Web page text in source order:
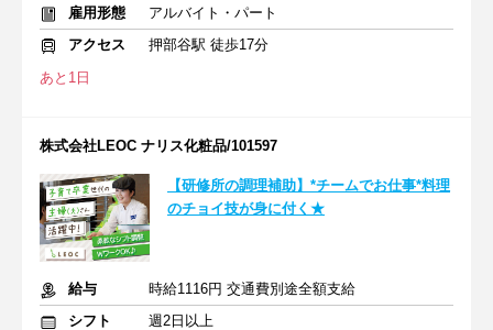
雇用形態
アルバイト・パート
アクセス
押部谷駅 徒歩17分
あと1日
株式会社LEOC ナリス化粧品/101597
【研修所の調理補助】*チームでお仕事*料理
のチョイ技が身に付く★
給与
時給1116円 交通費別途全額支給
シフト
週2日以上